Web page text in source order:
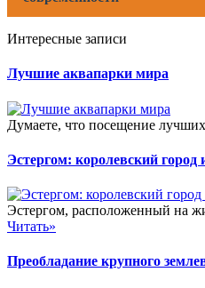
Интересные записи
Лучшие аквапарки мира
Думаете, что посещение
Эстергом: королевский город
Эстергом, расположенный на
Читать»
Преобладание крупного